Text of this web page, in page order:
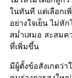
ในทันที แต่เลือกเ
อย่างใจเย็น ไม่หั
สม่ำเสมอ สะสม
ที่เพิ่มขึ้น
มีผู้ตั้งข้อสังเกตว่